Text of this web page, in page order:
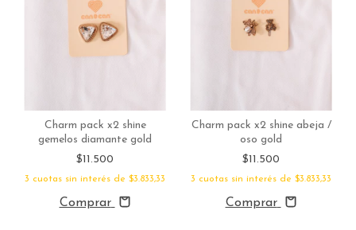
Charm pack x2 shine
gemelos diamante gold
$11.500
3 cuotas sin interés de $3.833,33
Comprar
Charm pack x2 shine abeja /
oso gold
$11.500
3 cuotas sin interés de $3.833,33
Comprar